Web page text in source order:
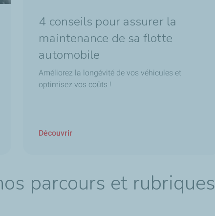
4 conseils pour assurer la
maintenance de sa flotte
automobile
Améliorez la longévité de vos véhicules et
optimisez vos coûts !
Découvrir
parcours et rubriques